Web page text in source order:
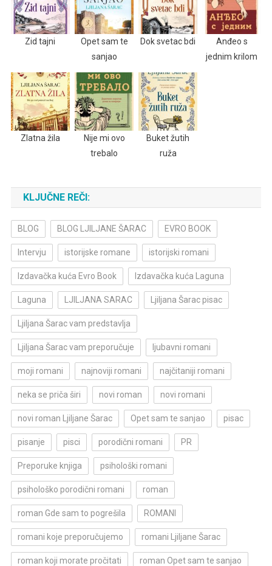
Zid tajni
Opet sam te
sanjao
Dok svetac bdi
Anđeo s
jednim krilom
Zlatna žila
Nije mi ovo
trebalo
Buket žutih
ruža
KLJUČNE REČI:
BLOG BLOG LJILJANE ŠARAC EVRO BOOK
Intervju istorijske romane istorijski romani
Izdavačka kuća Evro Book Izdavačka kuća Laguna
Laguna LJILJANA SARAC Ljiljana Šarac pisac
Ljiljana Šarac vam predstavlja
Ljiljana Šarac vam preporučuje ljubavni romani
moji romani najnoviji romani najčitaniji romani
neka se priča širi novi roman novi romani
novi roman Ljiljane Šarac Opet sam te sanjao pisac
pisanje pisci porodični romani PR
Preporuke knjiga psihološki romani
psihološko porodični romani roman
roman Gde sam to pogrešila ROMANI
romani koje preporučujemo romani Ljiljane Šarac
roman koji morate pročitati roman Opet sam te sanjao